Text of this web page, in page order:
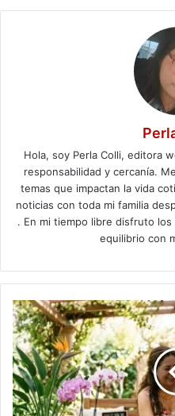
Hola, soy Perla Colli, editora
responsabilidad y cercanía.
temas que impactan la vida
noticias con toda mi familia
. En mi tiempo libre disfruto
equilibrio con
Día
de
las
Madres
2026:
5
plantas